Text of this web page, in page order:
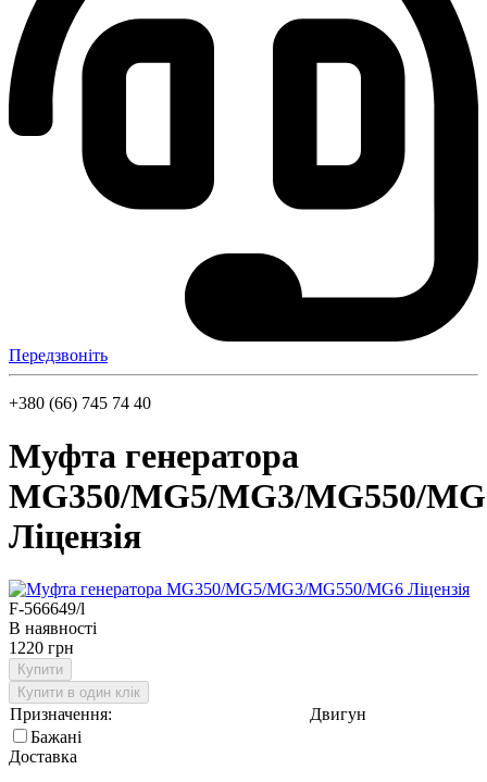
Передзвоніть
+380 (66) 745 74 40
Муфта генератора
MG350/MG5/MG3/MG550/
Ліцензія
F-566649/l
В наявності
1220 грн
Купити
Купити в один клік
Призначення:
Двигун
Бажані
Доставка